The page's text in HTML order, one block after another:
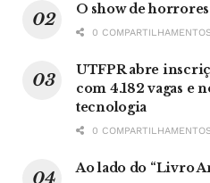
O show de
0
UTFPR abre
com 4.182 vagas e
tecnologia
0
Ao lado do “Livro